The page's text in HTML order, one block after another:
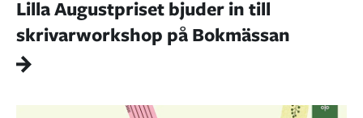
Lilla Augustpriset bjuder in till
skrivarworkshop på Bokmässan